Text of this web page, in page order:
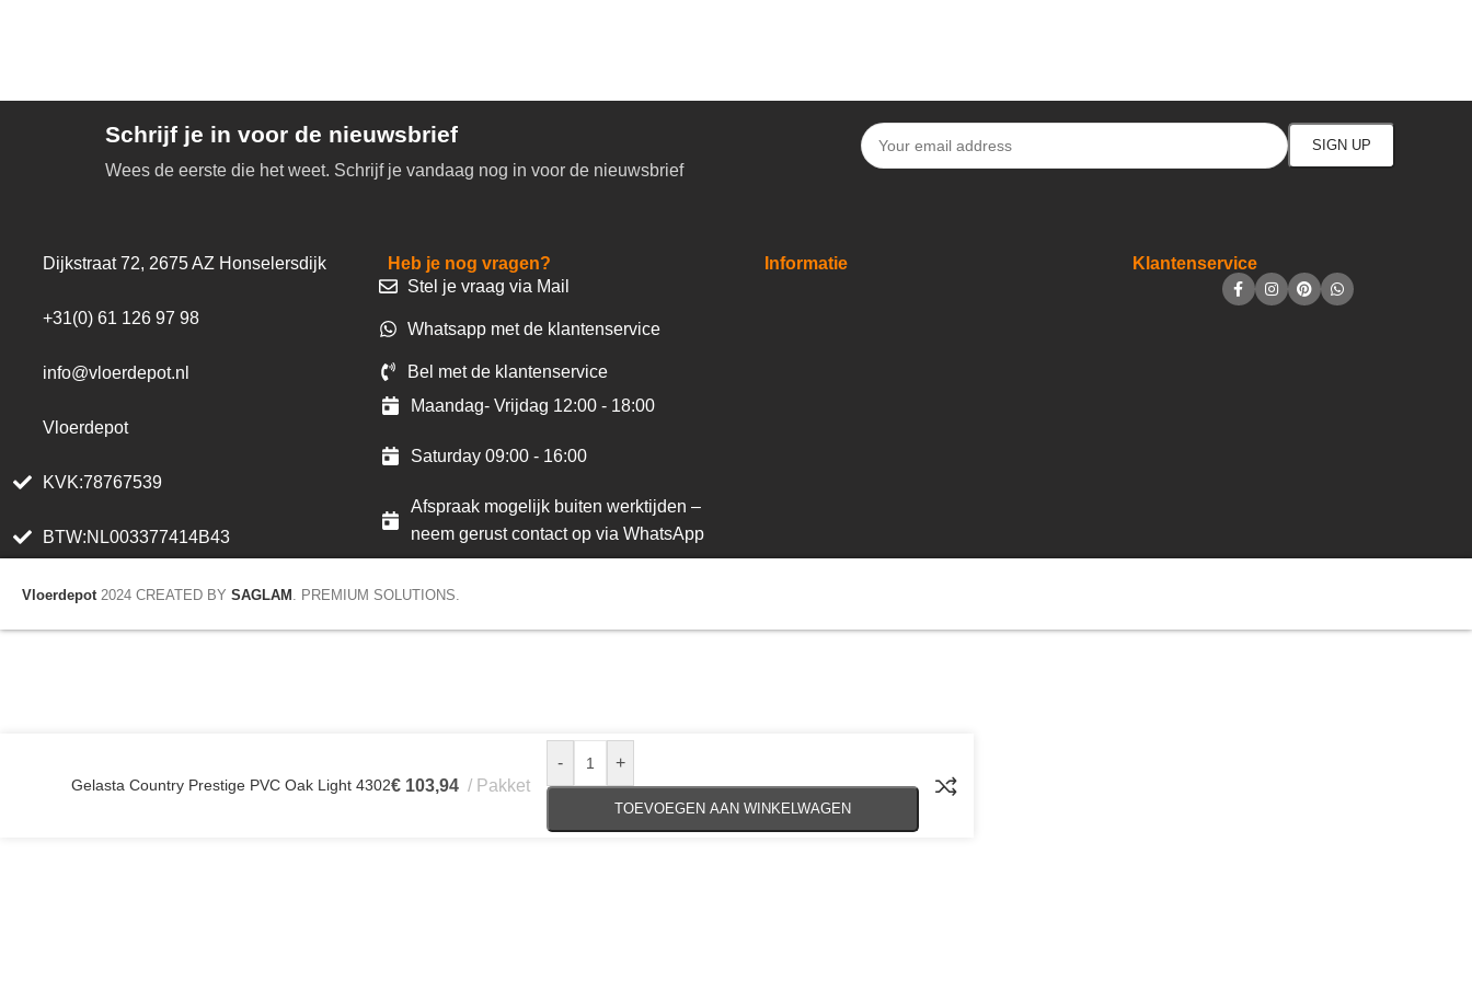
Schrijf je in voor de nieuwsbrief
Wees de eerste die het weet. Schrijf je vandaag nog in voor de nieuwsbrief
Dijkstraat 72, 2675 AZ Honselersdijk
+31(0) 61 126 97 98
info@vloerdepot.nl
Vloerdepot
KVK:78767539
BTW:NL003377414B43
Heb je nog vragen?
Stel je vraag via Mail
Whatsapp met de klantenservice
Bel met de klantenservice
Maandag- Vrijdag 12:00 - 18:00
Saturday 09:00 - 16:00
Afspraak mogelijk buiten werktijden –
neem gerust contact op via WhatsApp
Informatie Klantenservice
Vloerdepot 2024 CREATED BY SAGLAM . PREMIUM SOLUTIONS.
Gelasta Country Prestige PVC Oak Light 4302€ 103,94 Pakket
- +
TOEVOEGEN AAN WINKELWAGEN